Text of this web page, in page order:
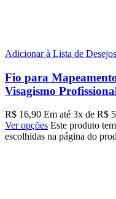
Adicionar à Lista de Desejos
Fio para
Visagismo
R$ 16,90 Em até 3x de R$
Ver opções Este produto
escolhidas na página do